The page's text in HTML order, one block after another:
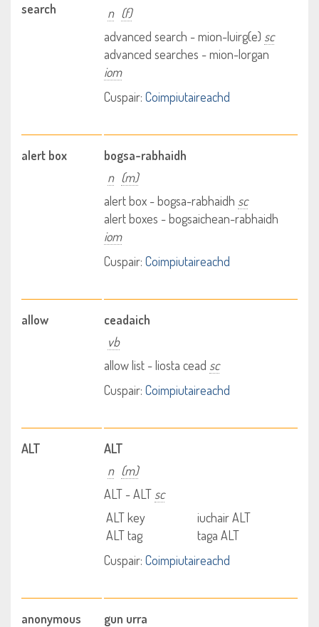
search
n (f)
advanced search - mion-luirg(e) sc
advanced searches - mion-lorgan
iom
Cuspair: Coimpiutaireachd
alert box
bogsa-rabhaidh
n (m)
alert box - bogsa-rabhaidh sc
alert boxes - bogsaichean-rabhaidh
iom
Cuspair: Coimpiutaireachd
allow
ceadaich
vb
allow list - liosta cead sc
Cuspair: Coimpiutaireachd
ALT
ALT
n (m)
ALT - ALT sc
ALT key
iuchair ALT
ALT tag
taga ALT
Cuspair: Coimpiutaireachd
anonymous
gun urra